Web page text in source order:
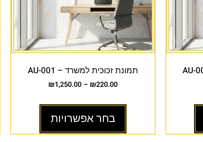
תמונת זכוכית למשרד – AU-001
₪220.00
–
₪1,250.00
בחר אפשרויות